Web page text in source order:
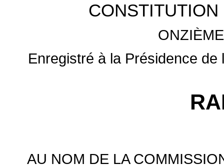
Enregistré à la Présidence
AU NOM DE LA